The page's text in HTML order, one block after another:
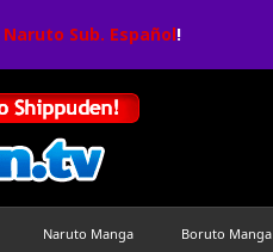
Naruto Sub. Español!
Naruto Manga Boruto Manga